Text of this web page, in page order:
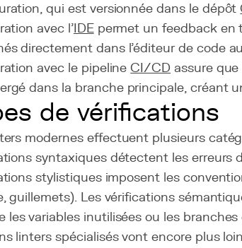
qui est versionnée dans le dépôt
avec l'IDEpermet un feedback en
directement dans l'éditeur de code
avec le pipelineCI/CD assure
dans la branche principale, créant
de vérifications
modernes effectuent plusieurs
syntaxiques détectent les erreurs
stylistiques imposent les
guillemets). Les vérifications
les variables inutilisées ou les
linters spécialisés vont encore plus